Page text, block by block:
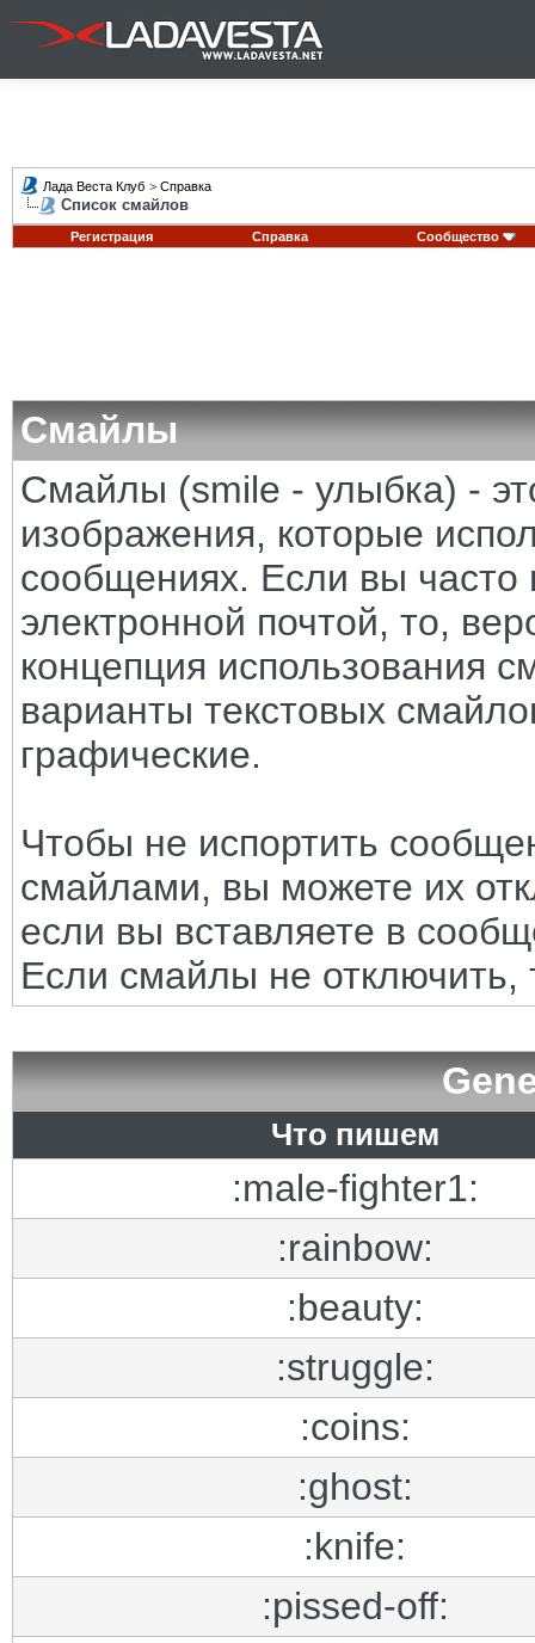
Лада Веста Клуб > Справка
Список смайлов
Регистрация Справка Сообщество
Смайлы
Смайлы (smile - улыбка) -
изображения, которые
сообщениях. Если вы часто
электронной почтой, то,
концепция использования
варианты текстовых
графические.
Чтобы не испортить
смайлами, вы можете их
если вы вставляете в
Если смайлы не отключить,
Что пишем
:male-fighter1:
:rainbow:
:beauty:
:struggle:
:coins:
:ghost:
:knife:
:pissed-off: